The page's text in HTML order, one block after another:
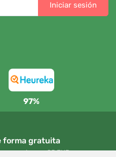
Iniciar sesión
97%
forma gratuita
superiores a 95 EUR